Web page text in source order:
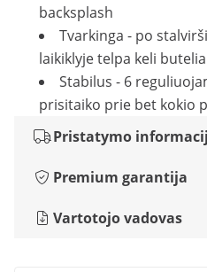
backsplash
Tvarkinga - po
laikiklyje telpa keli
Stabilus - 6
prisitaiko prie bet kokio
Pristatymo
Premium garantija
Vartotojo vadovas